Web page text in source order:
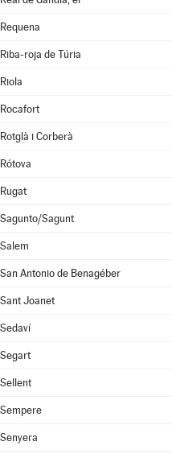
Requena
Riba-roja de Túria
Riola
Rocafort
Rotglà i Corberà
Rótova
Rugat
Sagunto/Sagunt
Salem
San Antonio de Benagéber
Sant Joanet
Sedaví
Segart
Sellent
Sempere
Senyera